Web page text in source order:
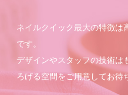
ネイルクイック最大の特徴は
です。
デザインやスタッフの技術は
ろげる空間をご用意してお待